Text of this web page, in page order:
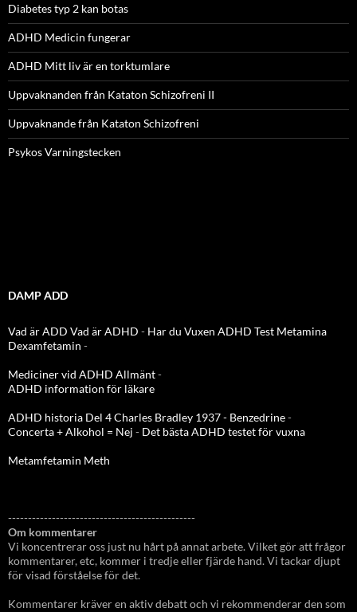
Diabetes typ 2 kan botas
ADHD Medicin fungerar
ADHD Mitt liv är en torktumlare
Uppvaknanden från Kataton Schizofreni II
Uppvaknande från Kataton Schizofreni
Psykos Varningstecken
DAMP ADD
Vad är ADD Vad är ADHD - Har du Vuxen ADHD Test Metamina
Dexamfetamin -
Mediciner vid ADHD Allmänt-
ADHD information för läkare
ADHD historia Del 4 Charles Bradley 1937 - Benzedrine-
Concerta + Alkohol = Nej - Det bästa ADHD testet för vuxna
Metamfetamin Meth
-----------------------------------------------
Om kommentarer
Vi koncentrerar oss just nu hårt på annat arbete. Vilket gör att frågor
kommentarer, etc, kommer i tredje eller fjärde hand. Vi tackar djupt
för visad förståelse för det.
Kommentarer kräver en aktiv debatt och vi rekommenderar den som